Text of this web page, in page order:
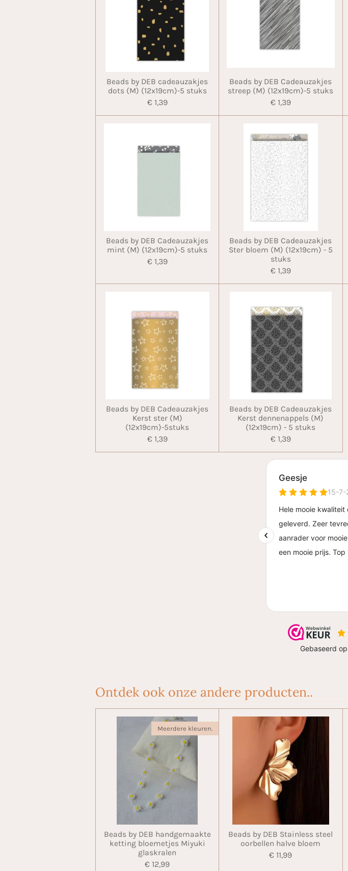
Beads by DEB cadeauzakjes
dots (M) (12x19cm)-5 stuks
€ 1,39
Beads by DEB Cadeauzakjes
streep (M) (12x19cm)-5 stuks
€ 1,39
Beads by DEB Cadeauzakjes
mint (M) (12x19cm)-5 stuks
€ 1,39
Beads by DEB Cadeauzakjes
Ster bloem (M) (12x19cm) - 5
stuks
€ 1,39
Beads by DEB Cadeauzakjes
Kerst ster (M)
(12x19cm)-5stuks
€ 1,39
Beads by DEB Cadeauzakjes
Kerst dennenappels (M)
(12x19cm) - 5 stuks
€ 1,39
Ontdek ook onze andere producten..
Meerdere kleuren.
Beads by DEB handgemaakte
ketting bloemetjes Miyuki
glaskralen
€ 12,99
Beads by DEB Stainless steel
oorbellen halve bloem
€ 11,99